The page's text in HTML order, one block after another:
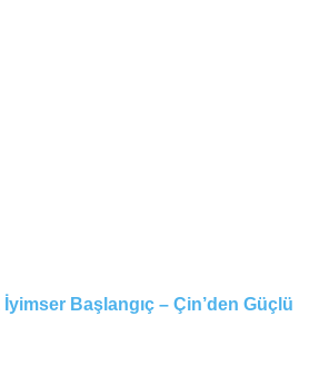
Başlangıç – Çin’den Güçlü